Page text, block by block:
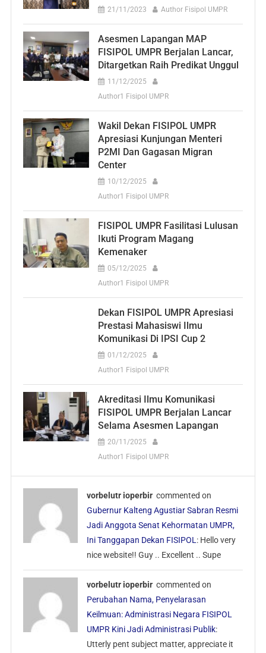
21/11/2023 Author Fisipol UMPR
Asesmen Lapangan MAP
FISIPOL UMPR Berjalan Lancar,
Ditargetkan Raih Predikat Unggul
11/12/2025
Author1 Fisipol UMPR
Wakil Dekan FISIPOL UMPR
Apresiasi Kunjungan Menteri
P2MI Dan Gagasan Migran
Center
10/12/2025
Author1 Fisipol UMPR
FISIPOL UMPR Fasilitasi Lulusan
Ikuti Program Magang
Kemenaker
05/12/2025
Author1 Fisipol UMPR
Dekan FISIPOL UMPR Apresiasi
Prestasi Mahasiswi Ilmu
Komunikasi Di IPSI Cup 2
01/12/2025
Author1 Fisipol UMPR
Akreditasi Ilmu Komunikasi
FISIPOL UMPR Berjalan Lancar
Selama Asesmen Lapangan
20/11/2025
Author1 Fisipol UMPR
vorbelutr ioperbir commented on
Gubernur Kalteng Agustiar Sabran Resmi
Jadi Anggota Senat Kehormatan UMPR,
Ini Tanggapan Dekan FISIPOL : Hello very
nice website!! Guy .. Excellent .. Supe
vorbelutr ioperbir commented on
Perubahan Nama, Penyelarasan
Keilmuan: Administrasi Negara FISIPOL
UMPR Kini Jadi Administrasi Publik:
Utterly pent subject matter, appreciate it